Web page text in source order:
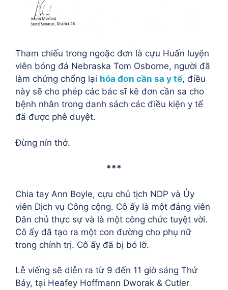
Tham chiếu trong ngoặc đơn là cựu Huấn luyện
viên bóng đá Nebraska Tom Osborne, người đã
làm chứng chống lại hóa đơn cần sa y tế, điều
này sẽ cho phép các bác sĩ kê đơn cần sa cho
bệnh nhân trong danh sách các điều kiện y tế
đã được phê duyệt.
Đừng nín thở.
***
Chia tay Ann Boyle, cựu chủ tịch NDP và Ủy
viên Dịch vụ Công cộng. Cô ấy là một đảng viên
Dân chủ thực sự và là một công chức tuyệt vời.
Cô ấy đã tạo ra một con đường cho phụ nữ
trong chính trị. Cô ấy đã bị bỏ lỡ.
Lễ viếng sẽ diễn ra từ 9 đến 11 giờ sáng Thứ
Bảy, tại Heafey Hoffmann Dworak & Cutler